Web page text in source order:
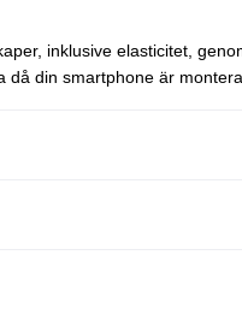
inklusive elasticitet,
då din smartphone är